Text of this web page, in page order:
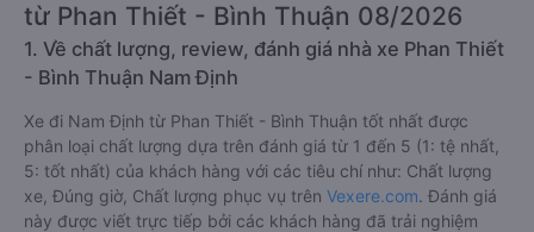
từ Phan Thiết - Bình Thuận 08/2026
1. Về chất lượng, review, đánh giá nhà xe Phan Thiết
- Bình Thuận Nam Định
Xe đi Nam Định từ Phan Thiết - Bình Thuận tốt nhất được
phân loại chất lượng dựa trên đánh giá từ 1 đến 5 (1: tệ nhất,
5: tốt nhất) của khách hàng với các tiêu chí như: Chất lượng
xe, Đúng giờ, Chất lượng phục vụ trên Vexere.com. Đánh giá
này được viết trực tiếp bởi các khách hàng đã trải nghiệm